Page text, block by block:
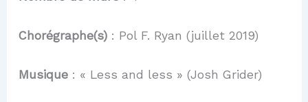
Chorégraphe(s) : Pol F. Ryan (juillet 2019)
Musique : « Less and less » (Josh Grider)